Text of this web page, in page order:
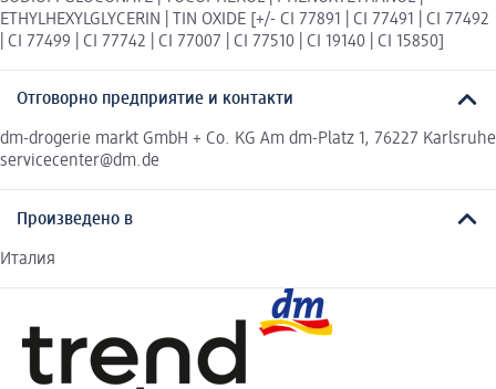
ETHYLHEXYLGLYCERIN | TIN OXIDE [+/- CI 77891 | CI 77491 | CI 77492
| CI 77499 | CI 77742 | CI 77007 | CI 77510 | CI 19140 | CI 15850]
Отговорно предприятие и контакти
dm-drogerie markt GmbH + Co. KG Am dm-Platz 1, 76227 Karlsruhe
servicecenter@dm.de
Произведено в
Италия